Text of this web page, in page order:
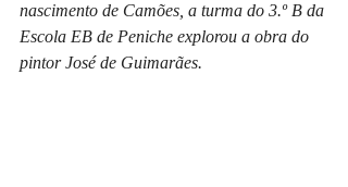
nascimento de Camões, a turma do 3.º B da
Escola EB de Peniche explorou a obra do
pintor José de Guimarães.